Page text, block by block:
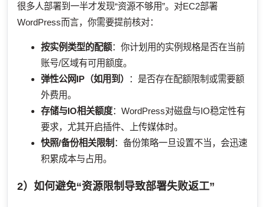
很多人部署到一半才发现“资源不够用”。对EC2部署
WordPress而言，你需要提前核对：
按实例类型的配额：你计划用的实例规格是否在当前
账号/区域有可用额度。
弹性公网IP（如用到）
：是否存在配额限制或需要额
外费用。
存储与IO相关额度：WordPress对磁盘与IO稳定性有
要求，尤其开启插件、上传媒体时。
快照/备份相关限制 ：备份策略一旦设置不当，会迅速
积累成本与占用。
2）如何避免“资源限制导致部署失败返工”